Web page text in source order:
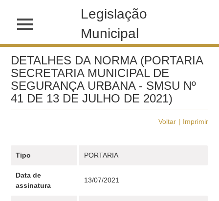
Legislação
Municipal
DETALHES DA NORMA (PORTARIA
SECRETARIA MUNICIPAL DE
SEGURANÇA URBANA - SMSU Nº
41 DE 13 DE JULHO DE 2021)
Voltar Imprimir
Tipo PORTARIA
Data de
assinatura
13/07/2021